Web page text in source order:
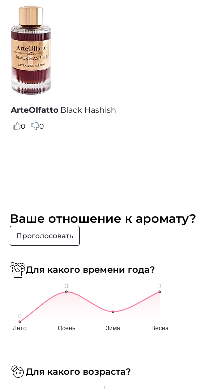
ArteOlfatto Black Hashish
0 0
Ваше отношение к аромату?
Проголосовать
Для какого времени года?
Для какого возраста?